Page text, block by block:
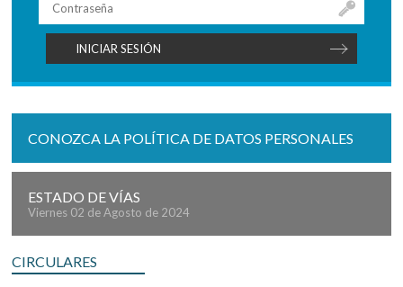
CONOZCA LA POLÍTICA DE DATOS PERSONALES
ESTADO DE VÍAS
Viernes 02 de Agosto de 2024
CIRCULARES